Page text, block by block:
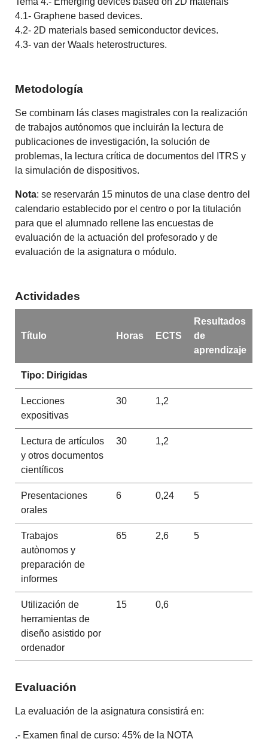
4.1- Graphene based devices.
4.2- 2D materials based semiconductor devices.
4.3- van der Waals heterostructures.
Metodología
Se combinarn lás clases magistrales con la realización
de trabajos autónomos que incluirán la lectura de
publicaciones de investigación, la solución de
problemas, la lectura crítica de documentos del ITRS y
la simulación de dispositivos.
Nota: se reservarán 15 minutos de una clase dentro del
calendario establecido por el centro o por la titulación
para que el alumnado rellene las encuestas de
evaluación de la actuación del profesorado y de
evaluación de la asignatura o módulo.
Actividades
Título Horas ECTS
Resultados
de
aprendizaje
Tipo: Dirigidas
Lecciones
expositivas
30 1,2
Lectura de artículos
y otros documentos
científicos
30 1,2
Presentaciones
orales
6 0,24 5
Trabajos
autònomos y
preparación de
informes
65 2,6 5
Utilización de
herramientas de
diseño asistido por
ordenador
15 0,6
Evaluación
La evaluación de la asignatura consistirá en:
.- Examen final de curso: 45% de la NOTA